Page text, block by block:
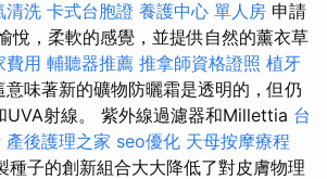
清洗 卡式台胞證 養護中心 單人房 申請
悅，柔軟的感覺，並提供自然的薰衣草
費用 輔聽器推薦 推拿師資格證照 植牙
意味著新的礦物防曬霜是透明的，但仍
UVA射線。 紫外線過濾器和Millettia 台
產後護理之家 seo優化 天母按摩療程
種子的創新組合大大降低了對皮膚物理